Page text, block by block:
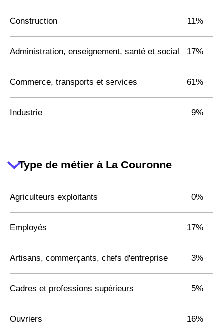
Construction 11%
Administration, enseignement, santé et social 17%
Commerce, transports et services 61%
Industrie 9%
Type de métier à La Couronne
Agriculteurs exploitants 0%
Employés 17%
Artisans, commerçants, chefs d'entreprise 3%
Cadres et professions supérieurs 5%
Ouvriers 16%